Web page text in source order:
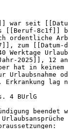
war seit
[[Beruf-8c1f]]
ordentliche
zum
Werktage
2025]], 12
hat in
Urlaubsnahme
Erkrankung lag
4 BUrlG
beendet